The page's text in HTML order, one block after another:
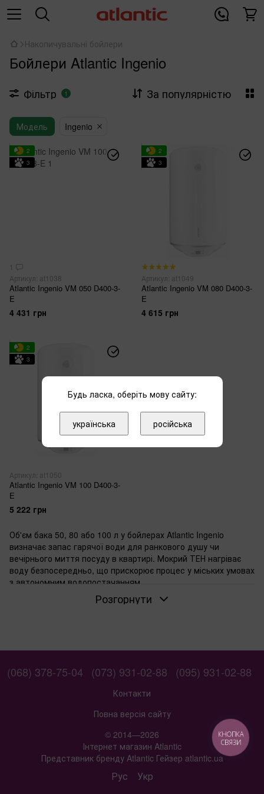
Накопичувальні бойлери
Бойлери Atlantic Ingenio
Фільтр 1 За популярністю
Модель Ingenio
2
3
1
Артикул: at1038
Atlantic Ingenio VM 050 D400-3-
E
4 431 грн
2
3
Артикул: at1049
Atlantic Ingenio VM 080 D400-3-
E
4 615 грн
2
3
Артикул: at1050
Atlantic Ingenio VM 100 D400-3-
E
5 222 грн
Об'єм бака 50, 80 або 100 л у бойлерах Atlantic Ingenio
визначає запас гарячої води для ранкового душу чи
вечірнього миття посуду в квартирі. Мокрий ТЕН нагріває
воду безпосередньо, що прискорює процес у міських умовах
з автономним водопостачанням.
Об'єм бака: коли вистачає 50, 80 або 100
вистачило на два душі поспіль. На 100 л переходять, якщо
дозволяє стіна вагу повного бака.
Якщо потрібен мокрий ТЕН: особливості серії
Мокрий ТЕН контактує з водою, тому нагріває великий об'єм
рівномірно. Серія Ingenio підходить для звичайної води без
сильної жорсткості. Заміна ТЕНа проста — знімають
фланець, виймають старий.
Для настінного монтажу з нижньою
Розгорнути
(068) 378-75-04 (073) 931-02-88 (095) 931-02-88
Контакти
Повна версія сайту
© 2014—2026
Інтернет магазин Atlantic
Представник бренду Atlantic Гейзер atlantic.ua
Рус Укр
КНОПКА
СВЯЗИ
Будь ласка, оберіть мову сайту:
українська російська